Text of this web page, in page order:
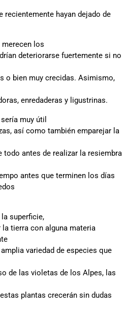
recientemente hayan dejado de
los
deteriorarse fuertemente si no
o bien muy crecidas. Asimismo,
enredaderas y ligustrinas.
muy útil
así como también emparejar la
todo antes de realizar la resiembra
antes que terminen los días
superficie,
tierra con alguna materia
variedad de especies que
de las violetas de los Alpes, las
plantas crecerán sin dudas